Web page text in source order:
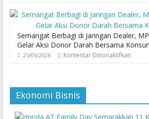
Semangat Berbagi di Jaringan Dealer,
Gelar Aksi Donor Darah Bersama
25/05/2026 Komentar Dinonaktifkan
Ekonomi Bisnis